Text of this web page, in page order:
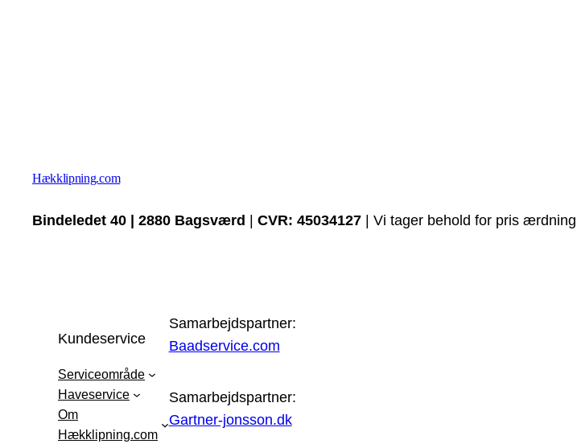
Hækklipning.com
Bindeledet 40 | 2880 Bagsværd CVR: 45034127 | Vi tager behold for pris ærdning
Kundeservice
Serviceområde
Haveservice
Om
Hækklipning.com
Samarbejdspartner:
Baadservice.com
Samarbejdspartner:
Gartner-jonsson.dk